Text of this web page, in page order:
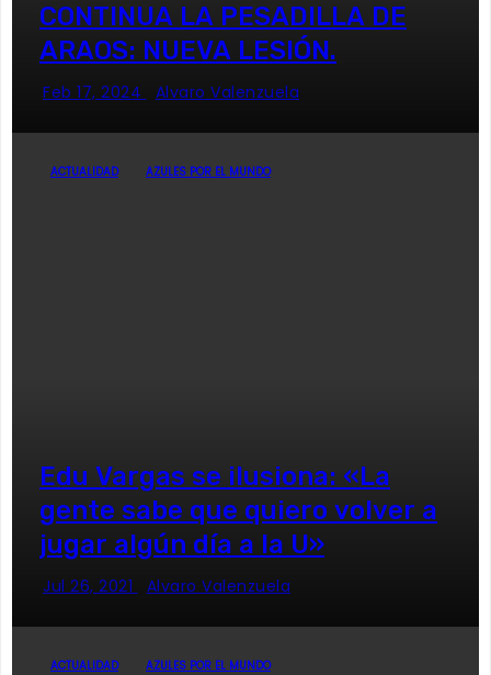
CONTINUA LA PESADILLA DE
ARAOS: NUEVA LESIÓN.
Feb 17, 2024 Alvaro Valenzuela
ACTUALIDAD AZULES POR EL MUNDO
Edu Vargas se ilusiona: «La
gente sabe que quiero volver a
jugar algún día a la U»
Jul 26, 2021 Alvaro Valenzuela
ACTUALIDAD AZULES POR EL MUNDO